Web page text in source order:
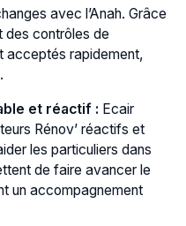
avec l’Anah. Grâce
des contrôles de
acceptés rapidement,
et réactif : Ecair
Rénov’ réactifs et
les particuliers dans
de faire avancer le
un accompagnement